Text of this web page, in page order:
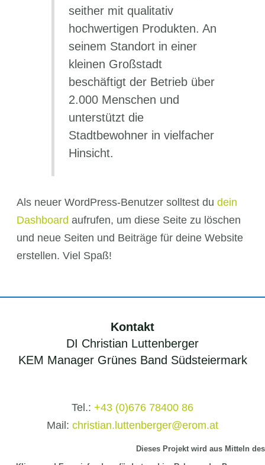
seither mit qualitativ
hochwertigen Produkten. An
seinem Standort in einer
kleinen Großstadt
beschäftigt der Betrieb über
2.000 Menschen und
unterstützt die
Stadtbewohner in vielfacher
Hinsicht.
Als neuer WordPress-Benutzer solltest du dein
Dashboard aufrufen, um diese Seite zu löschen
und neue Seiten und Beiträge für deine Website
erstellen. Viel Spaß!
Kontakt
DI Christian Luttenberger
KEM Manager Grünes Band Südsteiermark
Tel.: +43 (0)676 78400 86
Mail: christian.luttenberger@erom.at
Dieses Projekt wird aus Mitteln des